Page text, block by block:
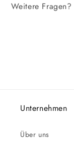
Weitere
Unternehmen
Über uns